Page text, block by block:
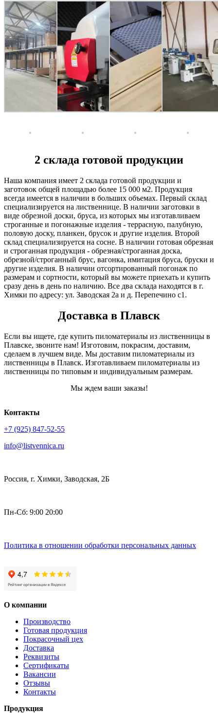
2 склада готовой продукции
Наша компания имеет 2 склада готовой продукции и
заготовок общей площадью более 15 000 м2. Продукция
всегда имеется в наличии в больших объемах. Первый склад
специализируется на лиственнице. В наличии заготовки в
виде обрезной доски, бруса, из которых мы изготавливаем
строганные и погонажные изделия - террасную, палубную,
половую доску, планкен, брусок и другие изделия. Второй
склад специализируется на сосне. В наличии готовая обрезная
и строганная продукция - обрезная/строганная доска,
обрезной/строганный брус, вагонка, имитация бруса, бруски и
другие изделия. В наличии отсортированный погонаж по
размерам и сортности, который вы можете приехать и купить
сразу день в день по наличию. Все два склада находятся в г.
Химки по адресу: ул. Заводская 2а и д. Перепечино с1.
Доставка в Плавск
Если вы ищете, где купить пиломатериалы из лиственницы в
Плавске, звоните нам! Изготовим, покрасим, доставим,
сделаем в лучшем виде. Мы доставим пиломатериалы из
лиственницы в Плавск. Изготавливаем пиломатериалы из
лиственницы по типовым и индивидуальным размерам.
Мы ждем ваши заказы!
Контакты
+7 (925) 847-52-55
info@listvennica.ru
Россия, г. Химки, Заводская, 2Б
Пн-Сб: 9:00 20:00
Политика в отношении обработки персональных данных
О компании
Производство
Готовая продукция
Покрасочный цех
Доставка
Реквизиты
Сертификаты
Вакансии
Отзывы
Контакты
Продукция